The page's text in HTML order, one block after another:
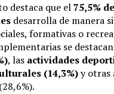
destaca que el75,5%
desarrolla de manera
formativas o
se
, las actividades
(14,3%)y otras